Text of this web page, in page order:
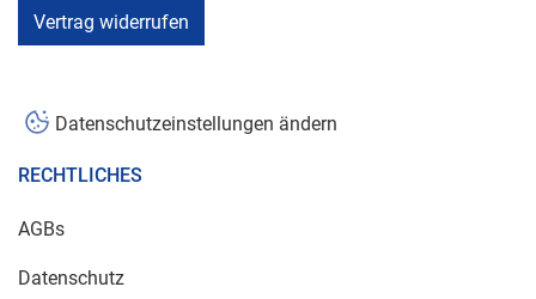
Vertrag widerrufen
Datenschutzeinstellungen ändern
RECHTLICHES
AGBs
Datenschutz